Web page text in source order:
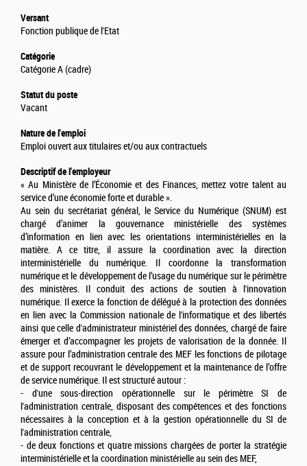
Versant
Fonction publique de l'Etat
Catégorie
Catégorie A (cadre)
Statut du poste
Vacant
Nature de l'emploi
Emploi ouvert aux titulaires et/ou aux contractuels
Descriptif de l'employeur
« Au Ministère de l’Économie et des Finances, mettez votre talent au
service d’une économie forte et durable ».
Au sein du secrétariat général, le Service du Numérique (SNUM) est
chargé d’animer la gouvernance ministérielle des systèmes
d’information en lien avec les orientations interministérielles en la
matière. A ce titre, il assure la coordination avec la direction
interministérielle du numérique. Il coordonne la transformation
numérique et le développement de l’usage du numérique sur le périmètre
des ministères. Il conduit des actions de soutien à l'innovation
numérique. Il exerce la fonction de délégué à la protection des données
en lien avec la Commission nationale de l'informatique et des libertés
ainsi que celle d'administrateur ministériel des données, chargé de faire
émerger et d’accompagner les projets de valorisation de la donnée. Il
assure pour l’administration centrale des MEF les fonctions de pilotage
et de support recouvrant le développement et la maintenance de l’offre
de service numérique. Il est structuré autour :
- d'une sous-direction opérationnelle sur le périmètre SI de
l'administration centrale, disposant des compétences et des fonctions
nécessaires à la conception et à la gestion opérationnelle du SI de
l'administration centrale,
- de deux fonctions et quatre missions chargées de porter la stratégie
interministérielle et la coordination ministérielle au sein des MEF,